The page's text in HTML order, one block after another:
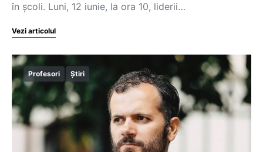
în școli. Luni, 12 iunie, la ora 10, liderii…
Vezi articolul
Profesori Știri